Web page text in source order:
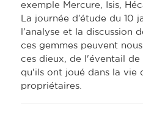
exemple Mercure, Isis,
La journée d’étude du 10
l’analyse et la discussion
ces gemmes peuvent
ces dieux, de l'éventail
qu'ils ont joué dans la vie
propriétaires.